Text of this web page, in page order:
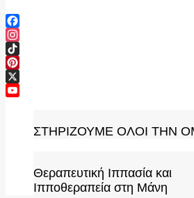
Facebook
Instagram
TikTok
Pinterest
X
ΣΤΗΡΙΖΟΥΜΕ ΟΛΟΙ ΤΗΝ
Θεραπευτική Ιππασία και
Ιπποθεραπεία στη Μάνη